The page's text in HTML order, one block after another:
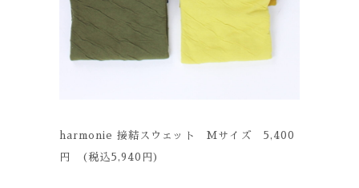
harmonie 接結スウェット Mサイズ 5,400
円 (税込5,940円)